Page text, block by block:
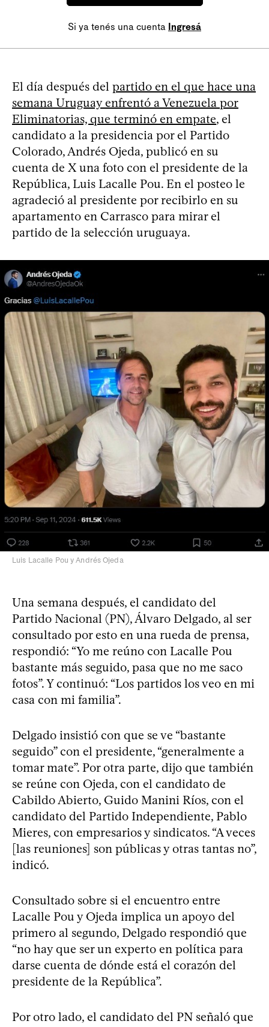
Si ya tenés una cuenta Ingresá
El día después del partido en el que hace una
semana Uruguay enfrentó a Venezuela por
Eliminatorias, que terminó en empate, el
candidato a la presidencia por el Partido
Colorado, Andrés Ojeda, publicó en su
cuenta de X una foto con el presidente de la
República, Luis Lacalle Pou. En el posteo le
agradeció al presidente por recibirlo en su
apartamento en Carrasco para mirar el
partido de la selección uruguaya.
Luis Lacalle Pou y Andrés Ojeda
Una semana después, el candidato del
Partido Nacional (PN), Álvaro Delgado, al ser
consultado por esto en una rueda de prensa,
respondió: “Yo me reúno con Lacalle Pou
bastante más seguido, pasa que no me saco
fotos”. Y continuó: “Los partidos los veo en mi
casa con mi familia”.
Delgado insistió con que se ve “bastante
seguido” con el presidente, “generalmente a
tomar mate”. Por otra parte, dijo que también
se reúne con Ojeda, con el candidato de
Cabildo Abierto, Guido Manini Ríos, con el
candidato del Partido Independiente, Pablo
Mieres, con empresarios y sindicatos. “A veces
[las reuniones] son públicas y otras tantas no”,
indicó.
Consultado sobre si el encuentro entre
Lacalle Pou y Ojeda implica un apoyo del
primero al segundo, Delgado respondió que
“no hay que ser un experto en política para
darse cuenta de dónde está el corazón del
presidente de la República”.
Por otro lado, el candidato del PN señaló que